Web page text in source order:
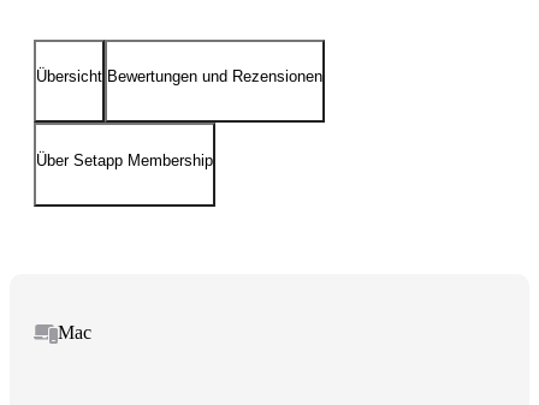
Übersicht Bewertungen und Rezensionen
Über Setapp Membership
Mac